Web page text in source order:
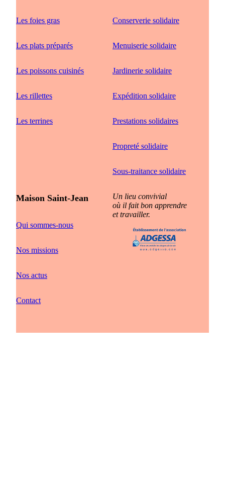
Les foies gras
Les plats préparés
Les poissons cuisinés
Les rillettes
Les terrines
Conserverie solidaire
Menuiserie solidaire
Jardinerie solidaire
Expédition solidaire
Prestations solidaires
Propreté solidaire
Sous-traitance solidaire
Maison Saint-Jean
Qui sommes-nous
Nos missions
Nos actus
Contact
Un lieu convivial
où il fait bon apprendre
et travailler.